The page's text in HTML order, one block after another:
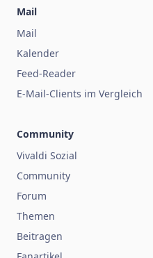
Mail
Mail
Kalender
Feed-Reader
E-Mail-Clients im Vergleich
Community
Vivaldi Sozial
Community
Forum
Themen
Beitragen